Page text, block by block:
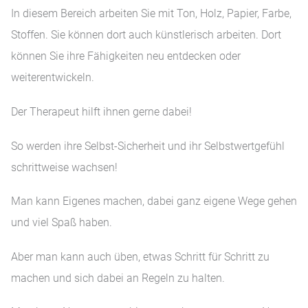
In diesem Bereich arbeiten Sie mit Ton, Holz, Papier, Farbe,
Stoffen. Sie können dort auch künstlerisch arbeiten. Dort
können Sie ihre Fähigkeiten neu entdecken oder
weiterentwickeln.
Der Therapeut hilft ihnen gerne dabei!
So werden ihre Selbst-Sicherheit und ihr Selbstwertgefühl
schrittweise wachsen!
Man kann Eigenes machen, dabei ganz eigene Wege gehen
und viel Spaß haben.
Aber man kann auch üben, etwas Schritt für Schritt zu
machen und sich dabei an Regeln zu halten.